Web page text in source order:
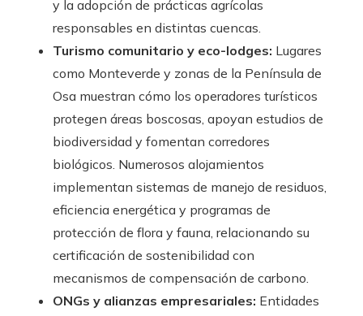
y la adopción de prácticas agrícolas
responsables en distintas cuencas.
Turismo comunitario y eco-lodges: Lugares
como Monteverde y zonas de la Península de
Osa muestran cómo los operadores turísticos
protegen áreas boscosas, apoyan estudios de
biodiversidad y fomentan corredores
biológicos. Numerosos alojamientos
implementan sistemas de manejo de residuos,
eficiencia energética y programas de
protección de flora y fauna, relacionando su
certificación de sostenibilidad con
mecanismos de compensación de carbono.
ONGs y alianzas empresariales: Entidades